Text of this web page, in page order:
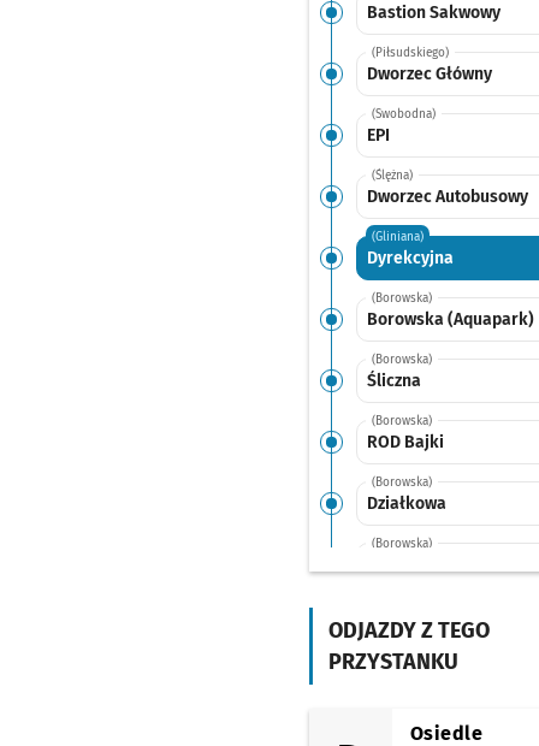
Bastion Sakwowy
(Piłsudskiego)
Dworzec Główny
(Swobodna)
EPI
(Ślężna)
Dworzec Autobusowy
(Gliniana)
Dyrekcyjna
(Borowska)
Borowska (Aquapark)
(Borowska)
Śliczna
(Borowska)
ROD Bajki
(Borowska)
Działkowa
(Borowska)
Przystankowa
(Grota-Roweckiego)
(Grota-Roweckiego)
ODJAZDY Z TEGO
PRZYSTANKU
Osiedle